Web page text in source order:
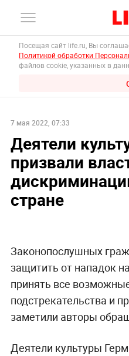
Посещая сайт life.ru, Вы
Политикой обработки
файлов cookie, указанных в
7 мая 2022, 07:33
Деятели
призвали
стране
Законопослушных
защитить от нападок
принять все
подстрекательства и
заметили авторы
Деятели культуры